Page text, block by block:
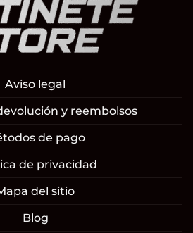
Aviso legal
y reembolsos
de pago
de privacidad
del sitio
Blog